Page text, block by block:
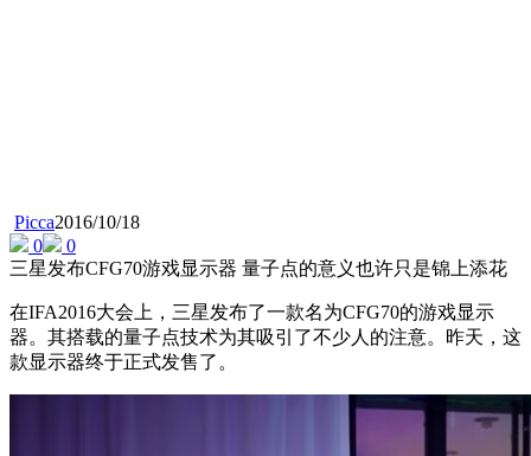
Picca2016/10/18
0
0
三星发布CFG70游戏显示器 量子点的意义也许只是锦上添花
在IFA2016大会上，三星发布了一款名为CFG70的游戏显示
器。其搭载的量子点技术为其吸引了不少人的注意。昨天，这
款显示器终于正式发售了。